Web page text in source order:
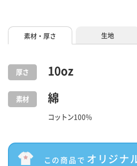
素材・厚さ 生地
厚さ 10oz
素材 綿
コットン100%
この商品で オリジナ